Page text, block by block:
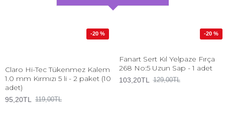
-20 %
Claro Hi-Tec Tükenmez Kalem
1.0 mm Kırmızı 5 li - 2 paket (10
adet)
95,20TL 119,00TL
-20 %
Fanart Sert Kıl Yelpaze Fırça
268 No:5 Uzun Sap - 1 adet
103,20TL 129,00TL